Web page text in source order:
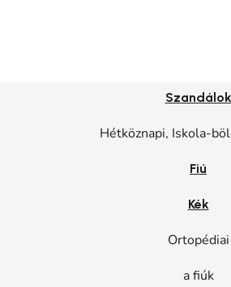
Szandálok
Hétköznapi, Iskola-
Fiú
Kék
Ortopédiai
a fiúk